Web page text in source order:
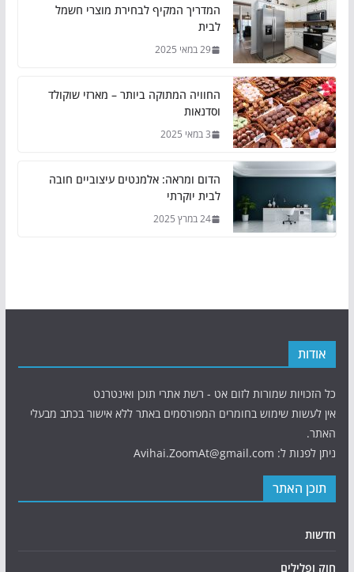
המדריך המקיף לבחירת מוצרי חשמל
לבית
29 במאי 2025
החוויה המתוקה ביותר – מארזי שוקולד
וסדנאות
3 במאי 2025
הדום ומראה: אלמנטים עיצוביים חובה
לבית יוקרתי
24 במרץ 2025
אודות
כל הזכויות שמורות לזום אט - רשת אתרי תוכן ואינטרנט
אין לעשות שימוש בחומרים המפורסמים באתר ללא אישור בכתב מבעלי
האתר.
ניתן לפנות ל: Avihai.ZoomAt@gmail.com
תוכן האתר
חדשות
חוק ופלילים